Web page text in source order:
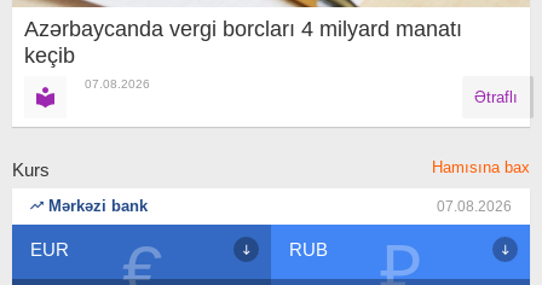
Azərbaycanda vergi borcları 4 milyard manatı
keçib
07.08.2026
Ətraflı
Kurs Hamısına bax
Mərkəzi bank 07.08.2026
RUB USD